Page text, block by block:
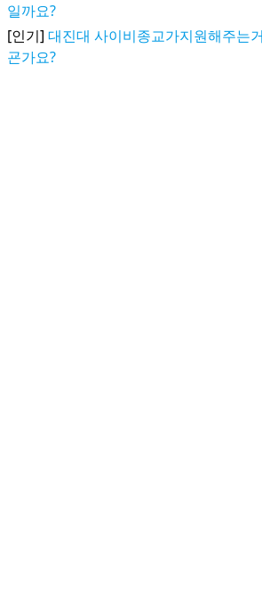
일까요?
[인기] 대진대 사이비종교가지원해주는
굔가요?